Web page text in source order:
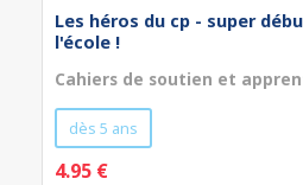
Les héros du cp - super
l'école !
Cahiers de soutien et
dès 5 ans
4.95 €